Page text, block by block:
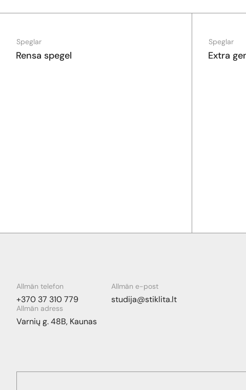
Speglar
Rensa spegel
Speglar
Extra
Allmän telefon
+370 37 310 779
Allmän e-post
studija@stiklita.lt
Allmän adress
Varnių g. 48B, Kaunas